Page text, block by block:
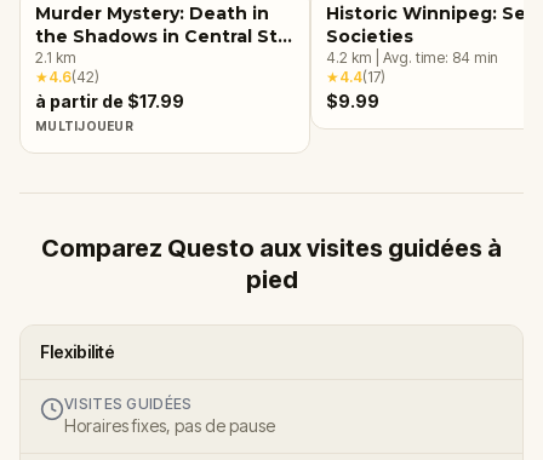
Murder Mystery: Death in
the Shadows in Central St.
Boniface, Winnipeg
2.1 km
★4.6(42)
à partir de $17.99
MULTIJOUEUR
Historic Winnipeg:
Societies
4.2 km Avg. time: 84 min
★4.4(17)
$9.99
Comparez Questo aux visites guidées à
pied
Flexibilité
VISITES GUIDÉES
Horaires fixes, pas de pause